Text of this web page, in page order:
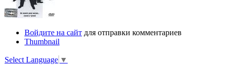
Войдите на сайт для отправки комментариев
Thumbnail
Select Language ▼